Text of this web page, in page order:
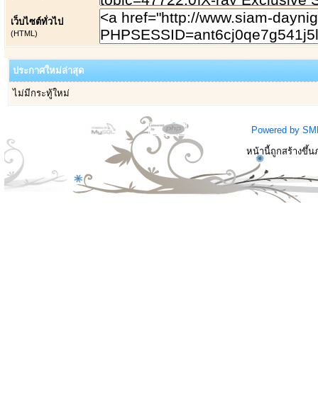
เว็บไซต์ทั่วไป
(HTML)
ประกาศใหม่ล่าสุด
ไม่มีกระทู้ใหม่
Powered by
หน้านี้ถูกสร้างขึ้น